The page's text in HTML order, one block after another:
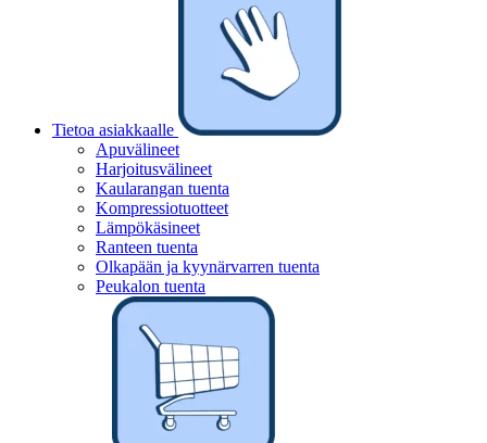
Tietoa asiakkaalle
Apuvälineet
Harjoitusvälineet
Kaularangan tuenta
Kompressiotuotteet
Lämpökäsineet
Ranteen tuenta
Olkapään ja kyynärvarren tuenta
Peukalon tuenta